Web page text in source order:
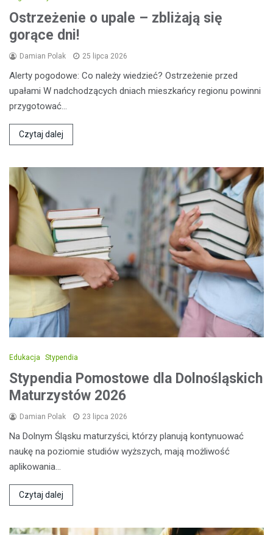
Ostrzeżenie o upale – zbliżają się
gorące dni!
Damian Polak 25 lipca 2026
Alerty pogodowe: Co należy wiedzieć? Ostrzeżenie przed
upałami W nadchodzących dniach mieszkańcy regionu powinni
przygotować…
Czytaj dalej
Edukacja Stypendia
Stypendia Pomostowe dla Dolnośląskich
Maturzystów 2026
Damian Polak 23 lipca 2026
Na Dolnym Śląsku maturzyści, którzy planują kontynuować
naukę na poziomie studiów wyższych, mają możliwość
aplikowania…
Czytaj dalej